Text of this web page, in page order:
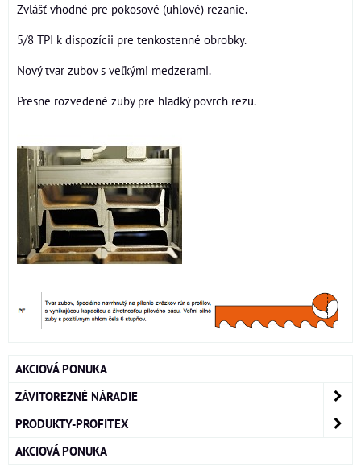
Zvlášť vhodné pre pokosové (uhlové) rezanie.
5/8 TPI k dispozícii pre tenkostenné obrobky.
Nový tvar zubov s veľkými medzerami.
Presne rozvedené zuby pre hladký povrch rezu.
AKCIOVÁ PONUKA
ZÁVITOREZNÉ NÁRADIE
PRODUKTY-PROFITEX
AKCIOVÁ PONUKA